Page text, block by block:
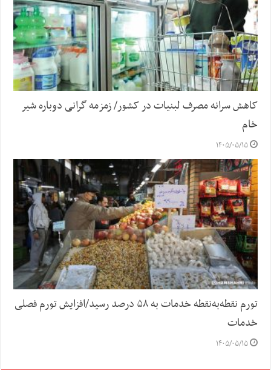
کاهش سرانه مصرف لبنیات در کشور/ زمزمه گرانی دوباره شیر
خام
۱۴۰۵/۰۵/۱۵
تورم نقطه‌به‌نقطه خدمات به ۵۸ درصد رسید/افزایش تورم فصلی
خدمات
۱۴۰۵/۰۵/۱۵